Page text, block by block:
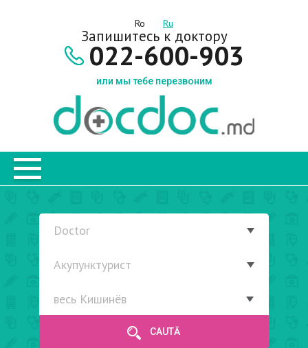
Ro Ru
Запишитесь к доктору
022-600-903
или мы тебе перезвоним
CAUTĂ